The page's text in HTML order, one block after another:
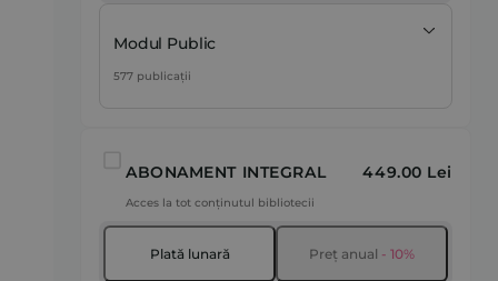
Modul Public
577 publicații
ABONAMENT INTEGRAL 449.00 Lei
Acces la tot conținutul bibliotecii
Plată lunară Preț anual - 10%